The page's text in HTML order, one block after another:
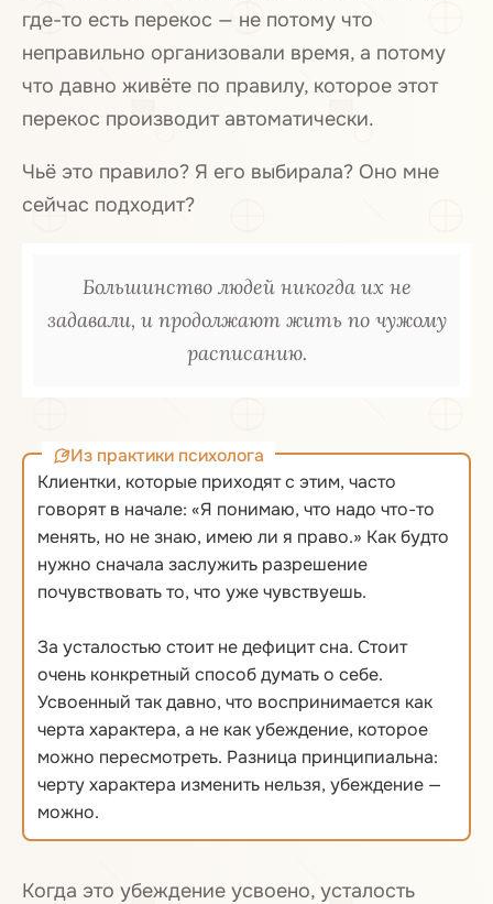
где-то есть перекос — не потому что
неправильно организовали время, а потому
что давно живёте по правилу, которое этот
перекос производит автоматически.
Чьё это правило? Я его выбирала? Оно мне
сейчас подходит?
Большинство людей никогда их не
задавали, и продолжают жить по чужому
расписанию.
Из практики психолога
Клиентки, которые приходят с этим, часто
говорят в начале: «Я понимаю, что надо что-то
менять, но не знаю, имею ли я право.» Как будто
нужно сначала заслужить разрешение
почувствовать то, что уже чувствуешь.
За усталостью стоит не дефицит сна. Стоит
очень конкретный способ думать о себе.
Усвоенный так давно, что воспринимается как
черта характера, а не как убеждение, которое
можно пересмотреть. Разница принципиальна:
черту характера изменить нельзя, убеждение —
можно.
Когда это убеждение усвоено, усталость